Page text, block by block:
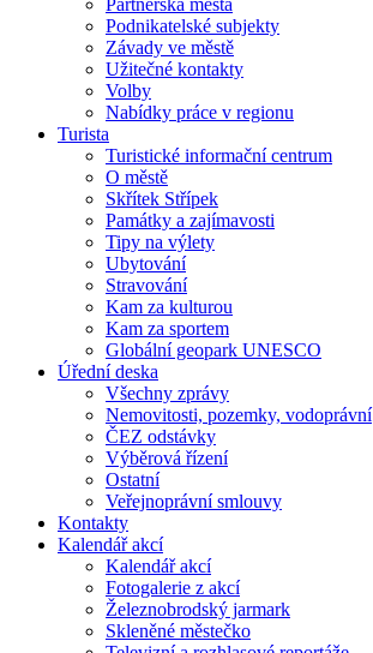
Partnerská města
Podnikatelské subjekty
Závady ve městě
Užitečné kontakty
Volby
Nabídky práce v regionu
Turista
Turistické informační centrum
O městě
Skřítek Střípek
Památky a zajímavosti
Tipy na výlety
Ubytování
Stravování
Kam za kulturou
Kam za sportem
Globální geopark UNESCO
Úřední deska
Všechny zprávy
Nemovitosti, pozemky, vodoprávní
ČEZ odstávky
Výběrová řízení
Ostatní
Veřejnoprávní smlouvy
Kontakty
Kalendář akcí
Kalendář akcí
Fotogalerie z akcí
Železnobrodský jarmark
Skleněné městečko